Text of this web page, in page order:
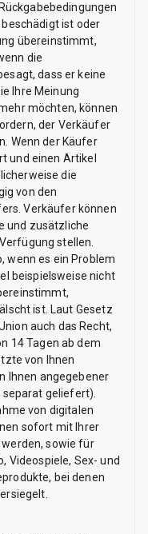
ist oder
übereinstimmt,
die
dass er keine
Ihre Meinung
möchten, können
der Verkäufer
Wenn der Käufer
und einen Artikel
die
von den
Verkäufer können
und zusätzliche
stellen.
wenn es ein Problem
beispielsweise nicht
ist. Laut Gesetz
auch das Recht,
14 Tagen ab dem
von Ihnen
Ihnen angegebener
geliefert).
von digitalen
sofort mit Ihrer
sowie für
Videospiele, Sex- und
bei denen